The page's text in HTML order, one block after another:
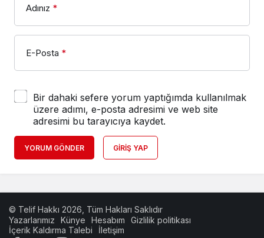
Adınız *
E-Posta *
Bir dahaki sefere yorum yaptığımda kullanılmak
üzere adımı, e-posta adresimi ve web site
adresimi bu tarayıcıya kaydet.
YORUM GÖNDER GIRIŞ YAP
© Telif Hakkı 2026, Tüm Hakları Saklıdır
Yazarlarımız
Künye Hesabım
Gizlilik politikası
İçerik Kaldırma Talebi
İletişim